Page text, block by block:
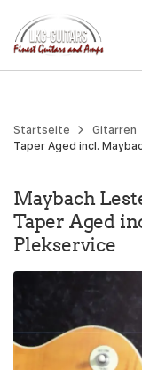
zum
Inhalt
Startseite Gitarren
Taper Aged incl.
Maybach
Taper Aged
Plekservice